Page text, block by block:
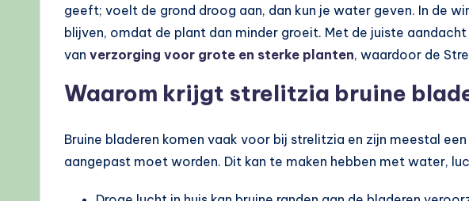
geeft; voelt de grond droog aan, dan kun je water geven. In de
blijven, omdat de plant dan minder groeit. Met de juiste
van verzorging voor grote en sterke planten, waardoor de
Waarom krijgt strelitzia bruine
Bruine bladeren komen vaak voor bij strelitzia en zijn meestal
aangepast moet worden. Dit kan te maken hebben met water,